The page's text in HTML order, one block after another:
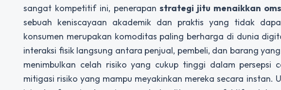
sangat kompetitif ini, penerapanstrategi jitu menaikkan
sebuah keniscayaan akademik dan praktis yang tidak
konsumen merupakan komoditas paling berharga di dunia
interaksi fisik langsung antara penjual, pembeli, dan barang
menimbulkan celah risiko yang cukup tinggi dalam persepsi
mitigasi risiko yang mampu meyakinkan mereka secara instan.